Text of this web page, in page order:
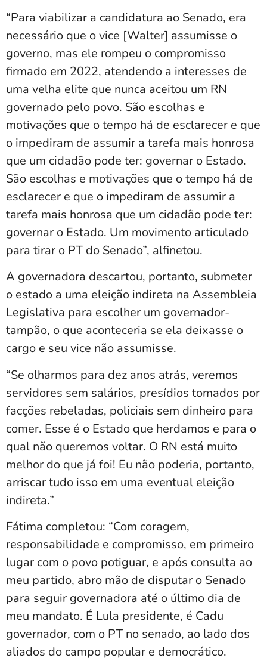
“Para viabilizar a candidatura ao Senado, era
necessário que o vice [Walter] assumisse o
governo, mas ele rompeu o compromisso
firmado em 2022, atendendo a interesses de
uma velha elite que nunca aceitou um RN
governado pelo povo. São escolhas e
motivações que o tempo há de esclarecer e que
o impediram de assumir a tarefa mais honrosa
que um cidadão pode ter: governar o Estado.
São escolhas e motivações que o tempo há de
esclarecer e que o impediram de assumir a
tarefa mais honrosa que um cidadão pode ter:
governar o Estado. Um movimento articulado
para tirar o PT do Senado”, alfinetou.
A governadora descartou, portanto, submeter
o estado a uma eleição indireta na Assembleia
Legislativa para escolher um governador-
tampão, o que aconteceria se ela deixasse o
cargo e seu vice não assumisse.
“Se olharmos para dez anos atrás, veremos
servidores sem salários, presídios tomados por
facções rebeladas, policiais sem dinheiro para
comer. Esse é o Estado que herdamos e para o
qual não queremos voltar. O RN está muito
melhor do que já foi! Eu não poderia, portanto,
arriscar tudo isso em uma eventual eleição
indireta.”
Fátima completou: “Com coragem,
responsabilidade e compromisso, em primeiro
lugar com o povo potiguar, e após consulta ao
meu partido, abro mão de disputar o Senado
para seguir governadora até o último dia de
meu mandato. É Lula presidente, é Cadu
governador, com o PT no senado, ao lado dos
aliados do campo popular e democrático.